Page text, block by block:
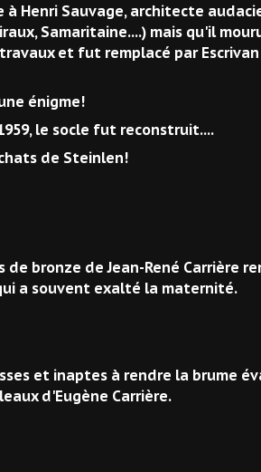
Henri Sauvage, architecte
Samaritaine....) mais qu'il
et fut remplacé par
énigme!
le socle fut reconstruit....
de Steinlen!
de bronze de Jean-René Carrière
a souvent exalté la maternité.
et inaptes à rendre la brume
d'Eugène Carrière.